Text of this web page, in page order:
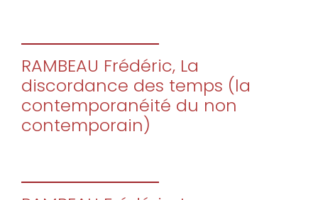
RAMBEAU Frédéric, La
discordance des temps (la
contemporanéité du non
contemporain)